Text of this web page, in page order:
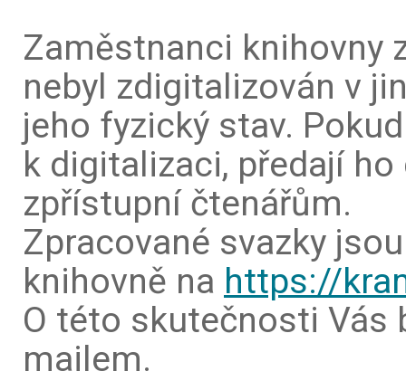
Zaměstnanci knihovny
nebyl zdigitalizován v
jeho fyzický stav.
k digitalizaci, předají
zpřístupní čtenářům.
Zpracované svazky
knihovně na https://
O této skutečnosti Vás
mailem.